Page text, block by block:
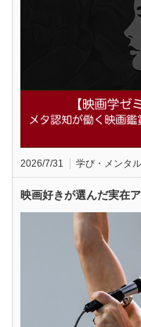
2026/7/31 学び・メンタ
映画好きが選んだ実在